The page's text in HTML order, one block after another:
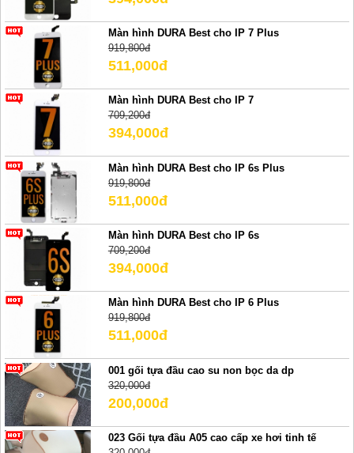
Màn hình DURA Best cho IP 7 Plus
919,800đ
511,000đ
Màn hình DURA Best cho IP 7
709,200đ
394,000đ
Màn hình DURA Best cho IP 6s Plus
919,800đ
511,000đ
Màn hình DURA Best cho IP 6s
709,200đ
394,000đ
Màn hình DURA Best cho IP 6 Plus
919,800đ
511,000đ
001 gối tựa đầu cao su non bọc da dp
320,000đ
200,000đ
023 Gối tựa đầu A05 cao cấp xe hơi tinh tế